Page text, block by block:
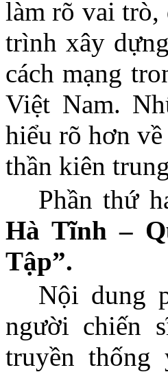
làm rõ vai trò,
trình xây
cách mạng
Việt Nam.
hiểu rõ hơn
thần kiên
Phần thứ
Hà Tĩnh –
Tập”.
Nội dung
người chiến
truyền thống